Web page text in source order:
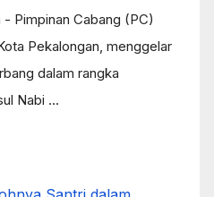
Pimpinan Cabang (PC)
Pekalongan, menggelar
dalam rangka
Nabi ...